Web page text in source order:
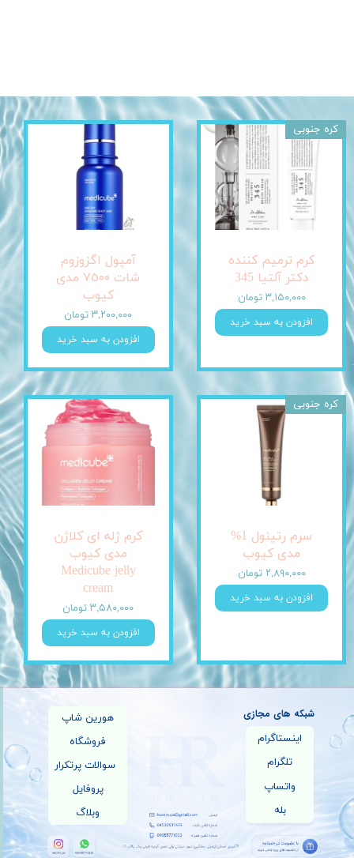
کرم ترمیم کننده
دکتر آلتیا 345
۳,۱۵۰,۰۰۰ تومان
افزودن به سبد خرید
کره جنوبی
آمپول اگزوزوم
شات ٧٥٠٠ مدی
کیوب
۳,۲۰۰,۰۰۰ تومان
افزودن به سبد خرید
سرم رتینول 1%
مدی کیوب
۲,۸۹۰,۰۰۰ تومان
افزودن به سبد خرید
کره جنوبی
کرم ژله ای کلاژن
مدی کیوب
Medicube jelly
cream
۳,۵۸۰,۰۰۰ تومان
افزودن به سبد خرید
هورین شاپ
فروشگاه
سوالات پرتکرار
پروفایل
وبلاگ
اینستاگرام
تلگرام
واتساپ
بله
شبکه های مجازی